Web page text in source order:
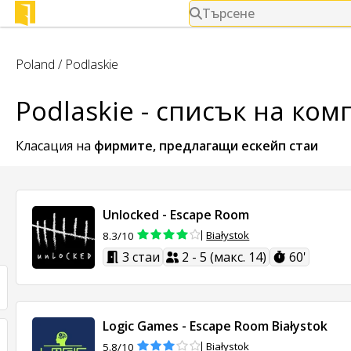
Търсене
Poland / Podlaskie
Podlaskie - списък на
Класация на фирмите, предлагащи ескейп стаи
Unlocked - Escape Room
8.3/10 Białystok
3 стаи 2 - 5 (макс. 14) 60'
Logic Games - Escape Room Białystok
5.8/10 Białystok